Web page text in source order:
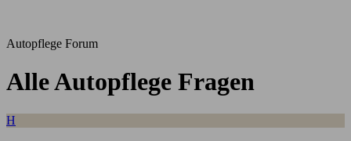
Autopflege Forum
Alle Autopflege Fragen
H